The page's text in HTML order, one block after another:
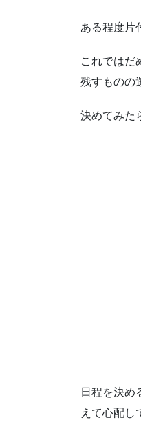
ある程度片
これではだ
残すものの
決めてみた
日程を決め
えて心配し